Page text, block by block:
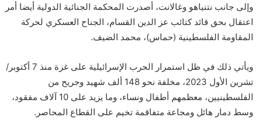
وإلى جانب نتنياهو وغالانت، أصدرت المحكمة الجنائية الدولية أيضا أمر
اعتقال بحق قائد كتائب عز الدين القسام، الجناح العسكري لحركة
المقاومة الفلسطينية (حماس)، محمد الضيف.
ويأتي ذلك في ظل استمرار الحرب الإسرائيلية على غزة منذ 7 أكتوبر/
تشرين الأول 2023، مخلفة نحو 148 ألف شهيد وجريح من
الفلسطينيين، معظمهم أطفال ونساء، وما يزيد على 10 آلاف مفقود،
وسط دمار هائل ومجاعة متفاقمة تخيم على القطاع المحاصر.